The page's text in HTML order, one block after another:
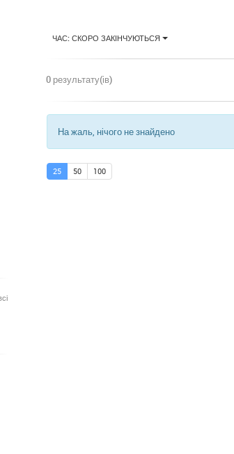
ЧАС: СКОРО ЗАКІНЧУЮТЬСЯ
0 результату(ів)
На жаль, нічого не знайдено
25 50 100